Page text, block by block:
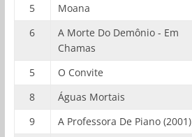
5
Moana
6
A Morte Do Demônio - Em
Chamas
5 O Convite
8
Águas Mortais
9
A Professora De Piano (2001)